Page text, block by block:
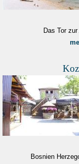
Das Tor
Bosnien